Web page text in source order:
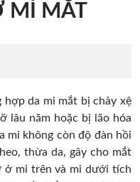
MÍ MẮT
hợp da mi mắt bị chảy xệ
lâu năm hoặc bị lão hóa
mi không còn độ đàn hồi
thừa da, gây cho mắt
ở mi trên và mi dưới tích